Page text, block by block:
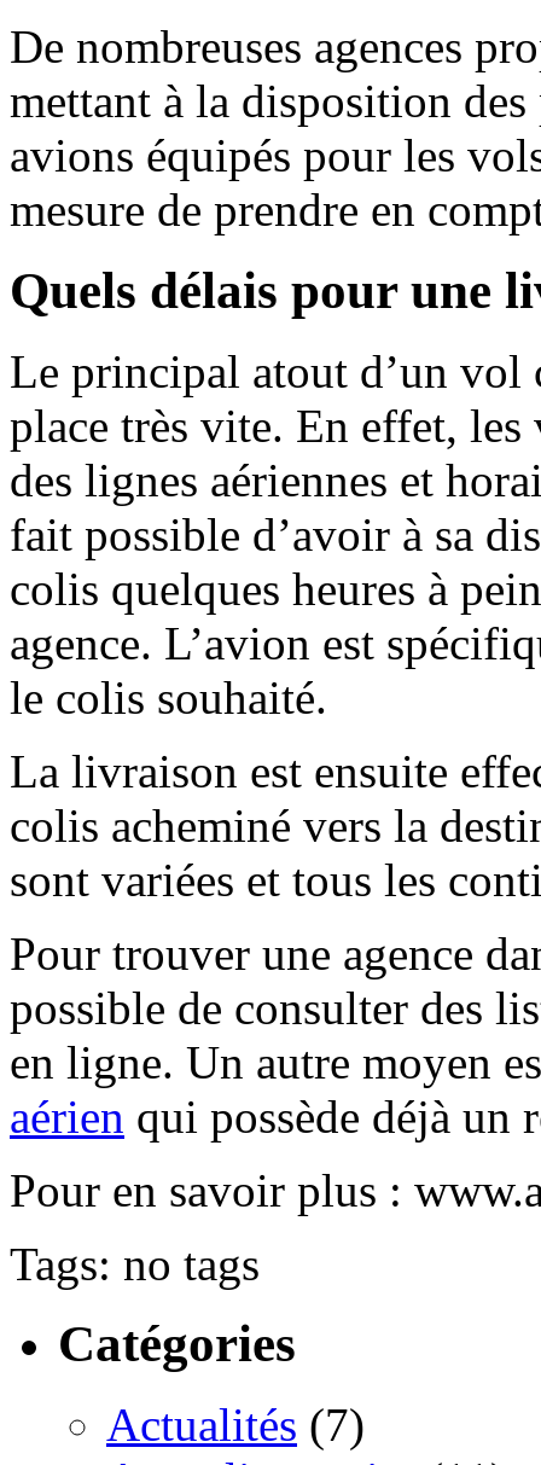
De nombreuses agences
mettant à la disposition
avions équipés pour les
mesure de prendre en
Quels délais pour une
Le principal atout d’un vol
place très vite. En effet,
des lignes aériennes et
fait possible d’avoir à sa
colis quelques heures à
agence. L’avion est
le colis souhaité.
La livraison est ensuite
colis acheminé vers la
sont variées et tous les
Pour trouver une agence
possible de consulter des
en ligne. Un autre moyen
aérien qui possède déjà un
Pour en savoir plus :
Tags: no tags
Catégories
Actualités (7)